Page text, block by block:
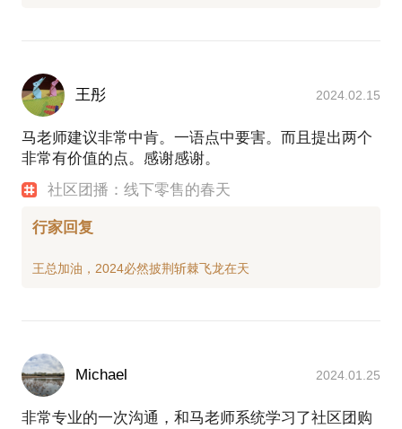
王彤 2024.02.15
马老师建议非常中肯。一语点中要害。而且提出两个
非常有价值的点。感谢感谢。
社区团播：线下零售的春天
行家回复
Michael 2024.01.25
非常专业的一次沟通，和马老师系统学习了社区团购